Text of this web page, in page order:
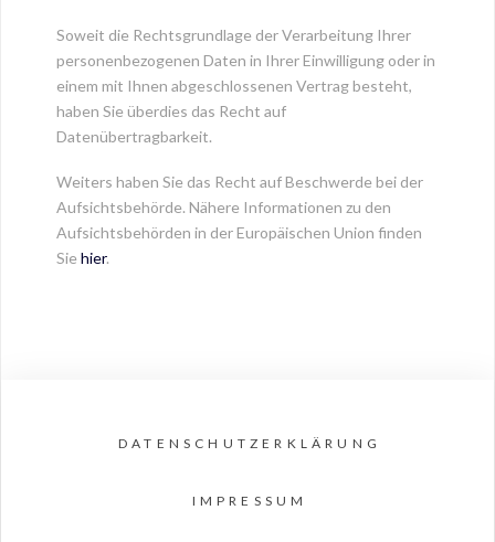
Soweit die Rechtsgrundlage der Verarbeitung Ihrer
personenbezogenen Daten in Ihrer Einwilligung oder in
einem mit Ihnen abgeschlossenen Vertrag besteht,
haben Sie überdies das Recht auf
Datenübertragbarkeit.
Weiters haben Sie das Recht auf Beschwerde bei der
Aufsichtsbehörde. Nähere Informationen zu den
Aufsichtsbehörden in der Europäischen Union finden
Siehier.
DATENSCHUTZERKLÄRUNG
IMPRESSUM